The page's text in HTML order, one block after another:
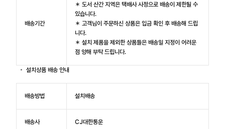
배송기간
＊ 도서 산간 지역은 택배사 사정으로 배송이 제한될 수
있습니다.
＊ 고객님이 주문하신 상품은 입금 확인 후 배송해 드립
니다.
＊ 설치 제품을 제외한 상품들은 배송일 지정이 어려운
점 양해 부탁 드립니다.
설치상품 배송 안내
배송방법 설치배송
배송사 CJ대한통운